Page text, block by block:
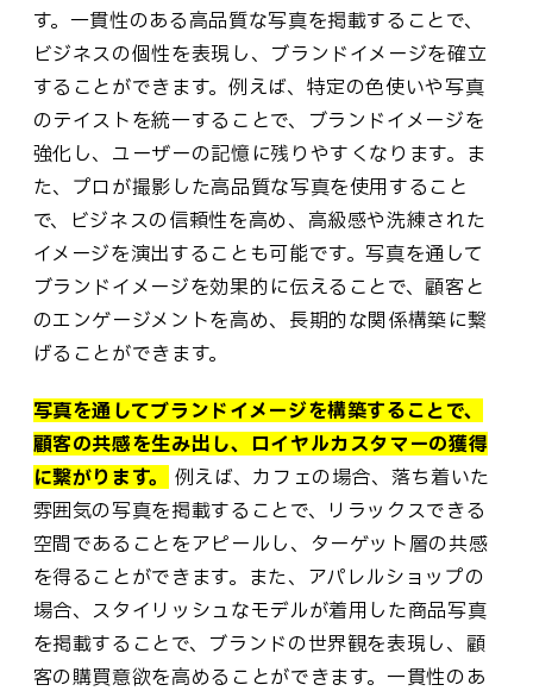
す。一貫性のある高品質な写真を掲載することで、
ビジネスの個性を表現し、ブランドイメージを確立
することができます。例えば、特定の色使いや写真
のテイストを統一することで、ブランドイメージを
強化し、ユーザーの記憶に残りやすくなります。ま
た、プロが撮影した高品質な写真を使用すること
で、ビジネスの信頼性を高め、高級感や洗練された
イメージを演出することも可能です。写真を通して
ブランドイメージを効果的に伝えることで、顧客と
のエンゲージメントを高め、長期的な関係構築に繋
げることができます。
写真を通してブランドイメージを構築することで、
顧客の共感を生み出し、ロイヤルカスタマーの獲得
に繋がります。
例えば、カフェの場合、落ち着いた
雰囲気の写真を掲載することで、リラックスできる
空間であることをアピールし、ターゲット層の共感
を得ることができます。また、アパレルショップの
場合、スタイリッシュなモデルが着用した商品写真
を掲載することで、ブランドの世界観を表現し、顧
客の購買意欲を高めることができます。一貫性のあ